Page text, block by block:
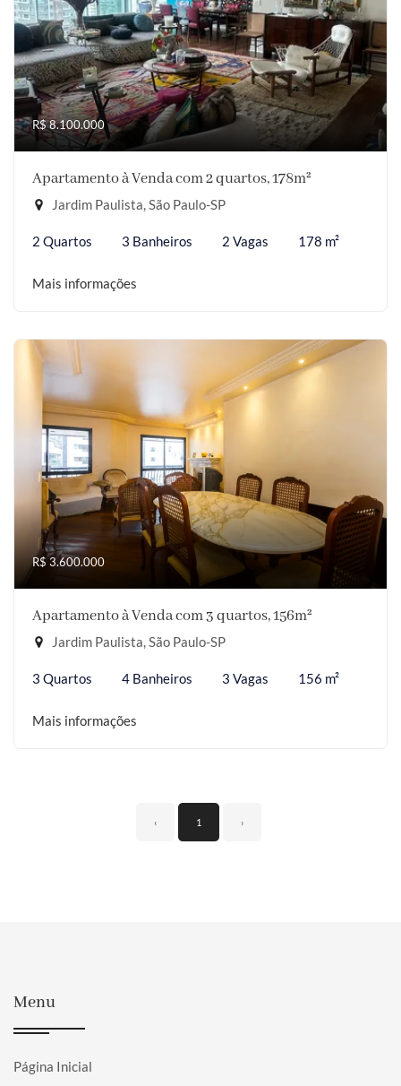
R$ 8.100.000
Apartamento à Venda com 2 quartos, 178m²
Jardim Paulista, São Paulo-SP
2 Quartos 3 Banheiros 2 Vagas 178 m²
Mais informações
R$ 3.600.000
Apartamento à Venda com 3 quartos, 156m²
Jardim Paulista, São Paulo-SP
3 Quartos 4 Banheiros 3 Vagas 156 m²
Mais informações
‹ 1 ›
Menu
Página Inicial